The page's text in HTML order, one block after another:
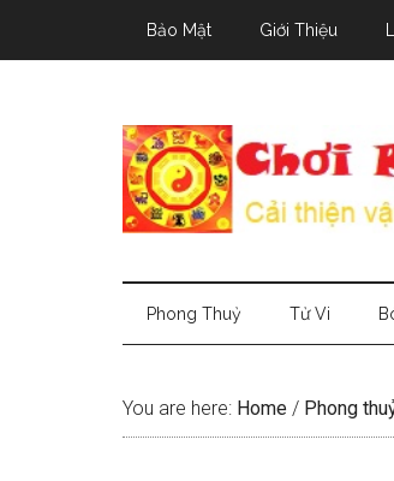
Bảo Mật Giới Thiệu
Phong Thuỷ Tử Vi
You are here: Home / Phong